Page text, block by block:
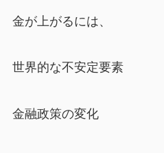
金が上がるには、
世界的な不安定要素
金融政策の変化